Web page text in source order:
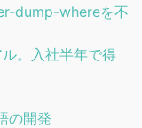
dump-whereを不
。入社半年で得
の開発